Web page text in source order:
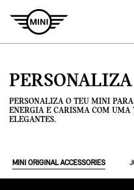
PERSONALIZA O TEU MINI
ENERGIA E CARISMA COM UMA
ELEGANTES.
MINI ORIGINAL ACCESSORIES